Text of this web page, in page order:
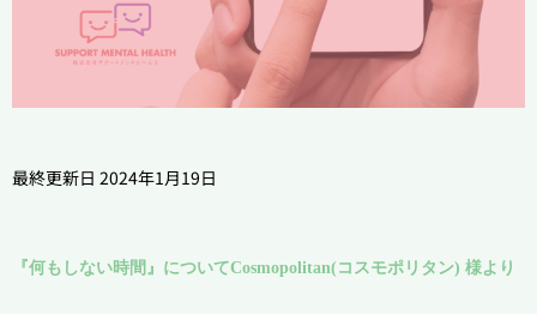
最終更新日 2024年1月19日
『何もしない時間』についてCosmopolitan(コスモポリタン) 様より